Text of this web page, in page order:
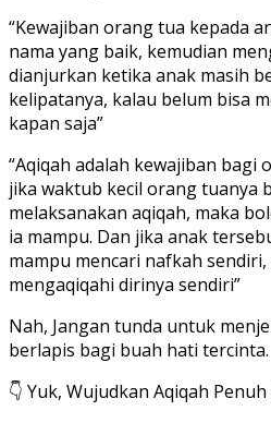
“Kewajiban orang tua kepada
nama yang baik, kemudian
dianjurkan ketika anak masih
kelipatanya, kalau belum bisa
kapan saja”
“Aqiqah adalah kewajiban bagi
jika waktub kecil orang tuanya
melaksanakan aqiqah, maka
ia mampu. Dan jika anak
mampu mencari nafkah
mengaqiqahi dirinya sendiri”
Nah, Jangan tunda untuk
berlapis bagi buah hati tercinta.
👇 Yuk, Wujudkan Aqiqah